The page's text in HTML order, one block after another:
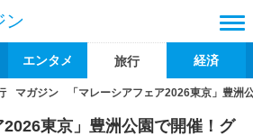
ン
エンタメ 旅行 経済
マガジン 「マレーシアフェア2026東京」豊洲
2026東京」豊洲公園で開催！グ